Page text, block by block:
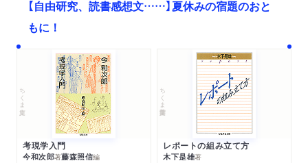
【自由研究、読書感想文……】夏休みの宿題のおと
もに！
ちくま文庫
考現学入門
今和次郎著藤森照信編
ちくま学芸文庫
レポートの組み立て方
木下是雄著